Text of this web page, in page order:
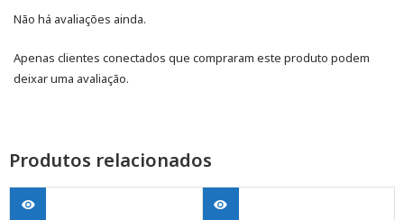
Não há avaliações ainda.
Apenas clientes conectados que compraram este produto podem
deixar uma avaliação.
Produtos relacionados